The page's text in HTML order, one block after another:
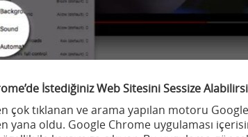
İstediğiniz Web Sitesini Sessize
çok tıklanan ve arama yapılan motoru
yana oldu. Google Chrome uygulaması